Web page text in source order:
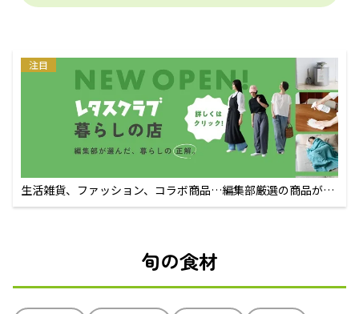
注目
生活雑貨、ファッション、コラボ商品…編集部厳選の商品が買
えるECサイト
旬の食材